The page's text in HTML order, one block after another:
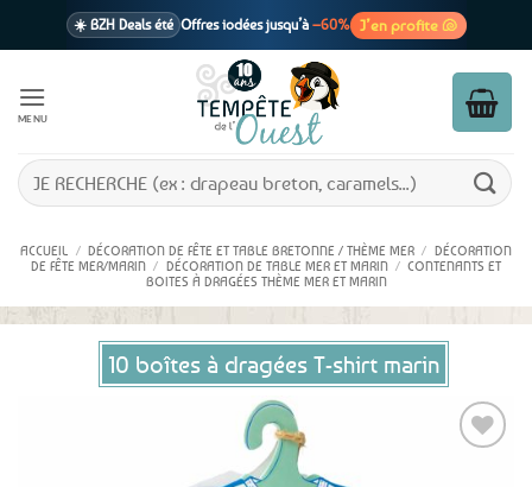
☀️ BZH Deals été Offres iodées jusqu’à –60% J’en profite 🐚
1 cadeau offertdès 39€ d’achats
En point relais dès 3,95€ seulement
MENU
Recherche
pour :
ACCUEIL / DÉCORATION DE FÊTE ET TABLE BRETONNE / THÈME MER / DÉCORATION
DE FÊTE MER/MARIN / DÉCORATION DE TABLE MER ET MARIN / CONTENANTS ET
BOITES À DRAGÉES THÈME MER ET MARIN
10 boîtes à dragées T-shirt marin